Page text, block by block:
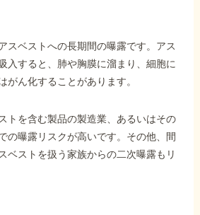
相談をする
スベストへの長期間の曝露です。アス
入すると、肺や胸膜に溜まり、細胞に
がん化することがあります。
トを含む製品の製造業、あるいはその
の曝露リスクが高いです。その他、間
ベストを扱う家族からの二次曝露もリ